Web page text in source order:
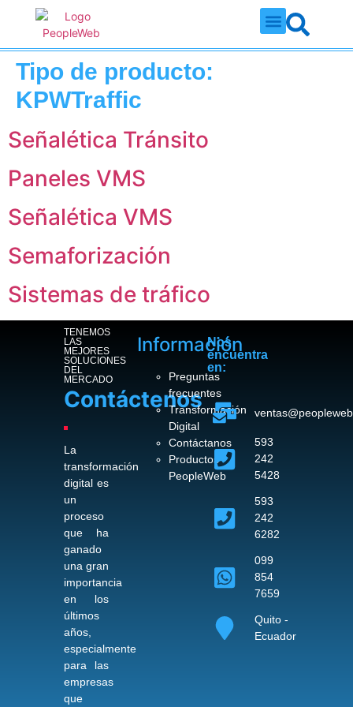
Tipo de producto:
KPWTraffic
Señalética Tránsito
Paneles VMS
Señalética VMS
Semaforización
Sistemas de tráfico
TENEMOS
LAS
MEJORES
SOLUCIONES
DEL
MERCADO
Contáctenos
La
transformación
digital es
un
proceso
que ha
ganado
una gran
importancia
en los
últimos
años,
especialmente
para las
empresas
que
Información
Preguntas
frecuentes
Transformación
Digital
Contáctanos
Productos
PeopleWeb
Nos
encuentra
en:
593
242
5428
593
242
6282
099
854
7659
Quito -
Ecuador